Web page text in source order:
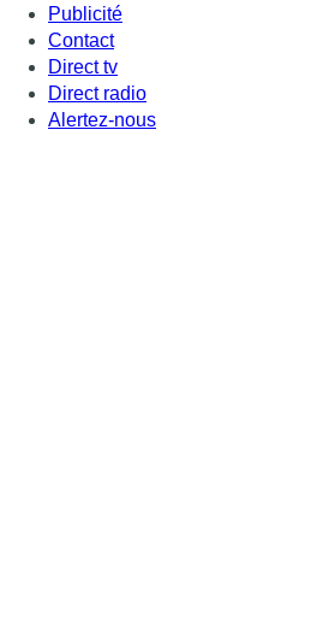
Publicité
Contact
Direct tv
Direct radio
Alertez-nous